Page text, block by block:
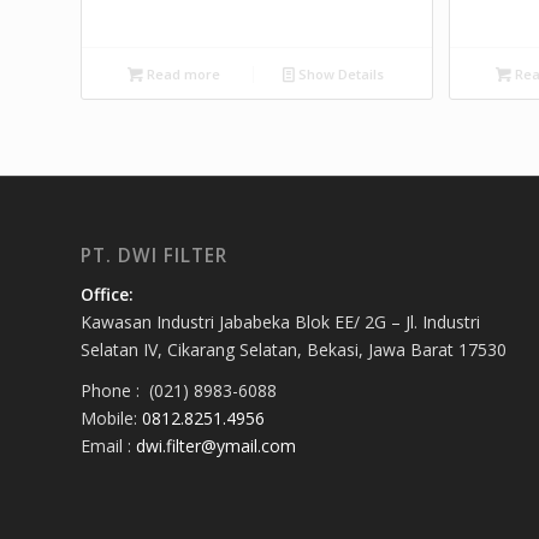
Read more Show Details
PT. DWI FILTER
Office:
Kawasan Industri Jababeka Blok EE/ 2G – Jl. Industri
Selatan IV, Cikarang Selatan, Bekasi, Jawa Barat 17530
Phone : (021) 8983-6088
Mobile: 0812.8251.4956
Email : dwi.filter@ymail.com